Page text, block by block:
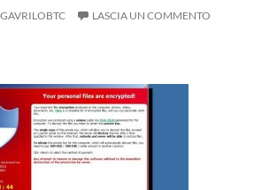
GAVRILOBTC LASCIA UN COMMENTO